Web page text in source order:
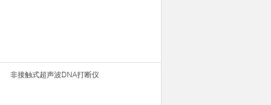
非接触式超声波DNA打断仪